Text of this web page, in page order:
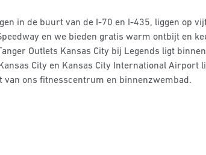
in de buurt van de I-70 en I-435, liggen op
en we bieden gratis warm ontbijt en
Outlets Kansas City bij Legends ligt
City en Kansas City International Airport
van ons fitnesscentrum en binnenzwembad.